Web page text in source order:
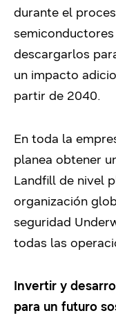
durante el
descargarlos
un impacto
partir de 2040.
En toda la
planea obtener
Landfill de nivel
organización
seguridad
todas las
Invertir y
para un futuro